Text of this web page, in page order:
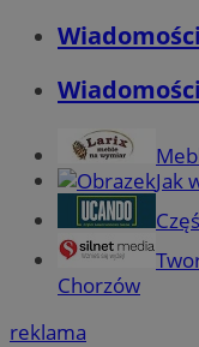
Jak
Chorzów
reklama